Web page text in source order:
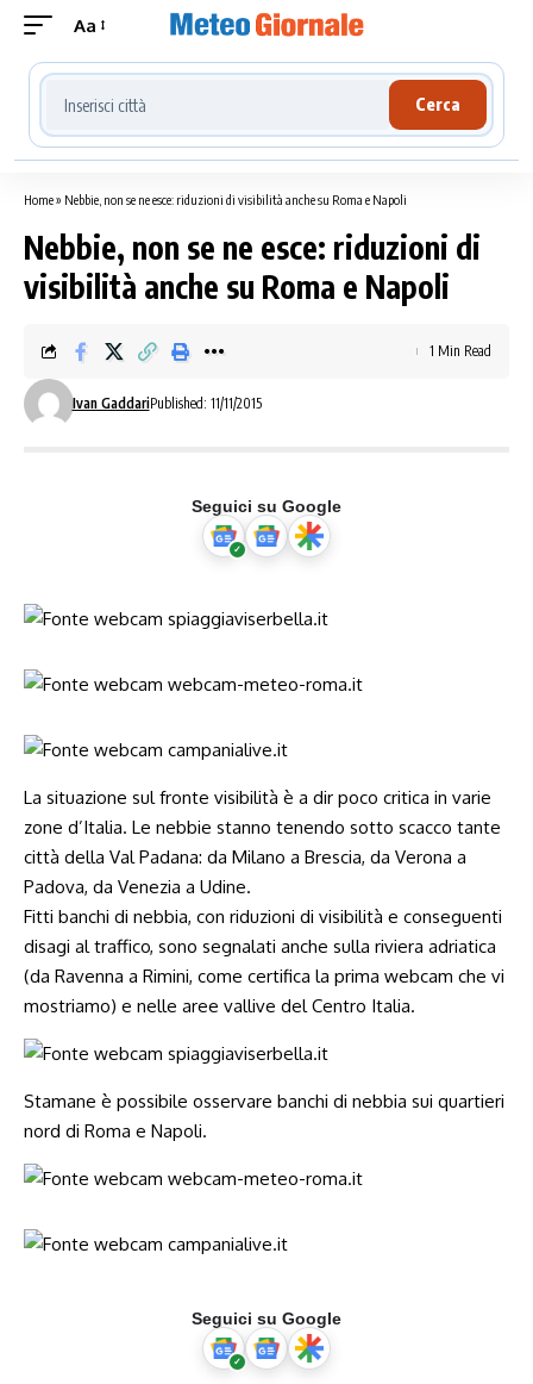
Aa
Cerca località meteo
Cerca
Home» Nebbie, non se ne esce: riduzioni di visibilità anche su Roma e Napoli
Nebbie, non se ne esce: riduzioni di
visibilità anche su Roma e Napoli
Ivan GaddariPublished: 11/11/2015
1 Min Read
Seguici su Google
La situazione sul fronte visibilità è a dir poco critica in varie
zone d’Italia. Le nebbie stanno tenendo sotto scacco tante
città della Val Padana: da Milano a Brescia, da Verona a
Padova, da Venezia a Udine.
Fitti banchi di nebbia, con riduzioni di visibilità e conseguenti
disagi al traffico, sono segnalati anche sulla riviera adriatica
(da Ravenna a Rimini, come certifica la prima webcam che vi
mostriamo) e nelle aree vallive del Centro Italia.
Stamane è possibile osservare banchi di nebbia sui quartieri
nord di Roma e Napoli.
Seguici su Google